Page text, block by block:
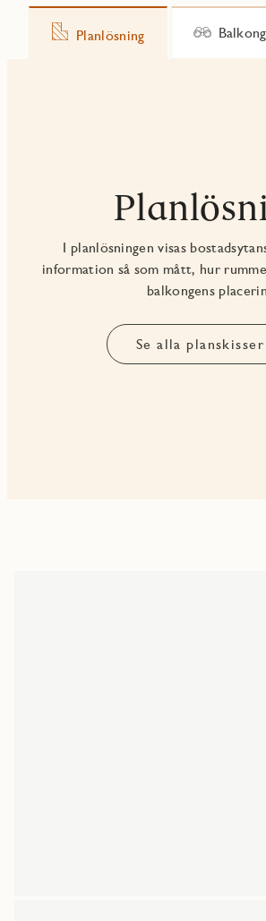
Planlösning
I planlösningen visas
information så som mått, hur
balkongens
Se alla